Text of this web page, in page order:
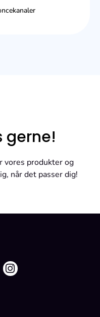
gerne!
vores produkter og
når det passer dig!